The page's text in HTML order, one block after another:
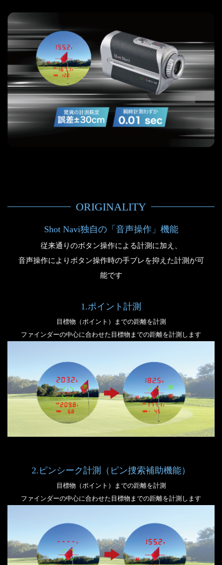
ORIGINALITY
Shot Navi独自の「音声操作」機能
従来通りのボタン操作による計測に加え、
音声操作によりボタン操作時の手ブレを抑えた計測が可
能です
1.ポイント計測
目標物（ポイント）までの距離を計測
ファインダーの中心に合わせた目標物までの距離を計測します
2.ピンシーク計測（ピン捜索補助機能）
目標物（ポイント）までの距離を計測
ファインダーの中心に合わせた目標物までの距離を計測します